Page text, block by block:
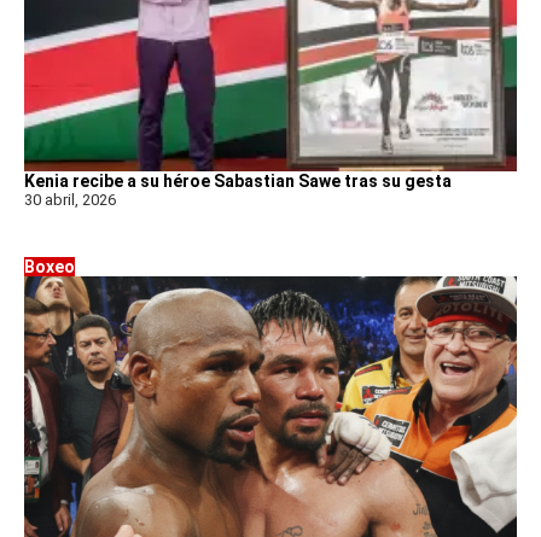
Kenia recibe a su héroe Sabastian Sawe tras su gesta
30 abril, 2026
Boxeo